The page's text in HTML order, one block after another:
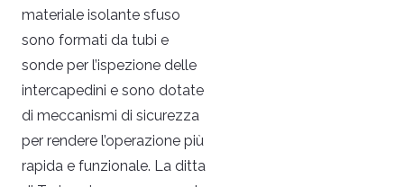
materiale isolante sfuso
sono formati da tubi e
sonde per l’ispezione delle
intercapedini e sono dotate
di meccanismi di sicurezza
per rendere l’operazione più
rapida e funzionale. La ditta